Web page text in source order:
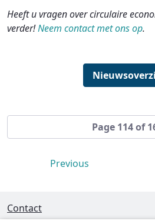
Heeft u vragen over circulaire
verder!Neem contact met ons op.
Page 114 of
Previous
Contact